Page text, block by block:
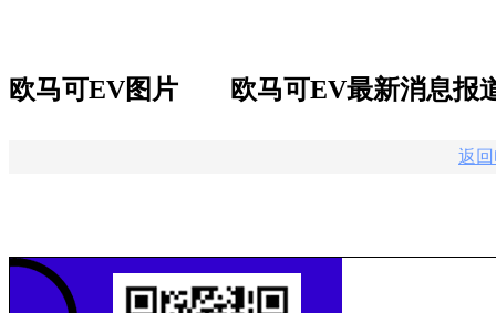
欧马可EV图片 欧马可EV最新消息报
返